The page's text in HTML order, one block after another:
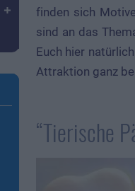
finden sich
sind an das
Euch hier
Attraktion ganz
“Tierische